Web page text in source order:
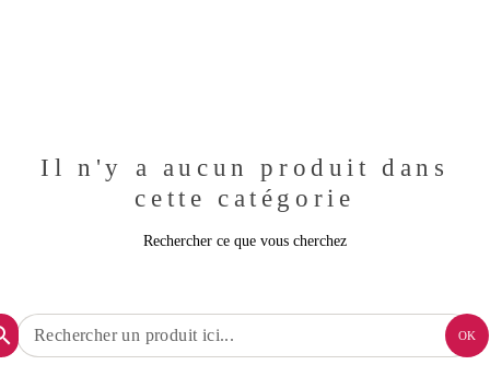
Il n'y a aucun produit dans
cette catégorie
Rechercher ce que vous cherchez
OK